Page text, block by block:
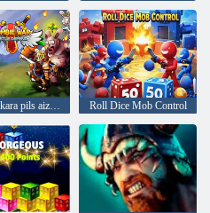
Zombiju kara pils aizsardzība Roll Dice Mob Control